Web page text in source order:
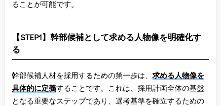
ることが可能です。
【STEP1】幹部候補として求める人物像を明確化す
る
幹部候補人材を採用するための第一歩は、 求める人物像を
具体的に定義することです。これは、採用計画全体の基盤
となる重要なステップであり、選考基準を確立するための